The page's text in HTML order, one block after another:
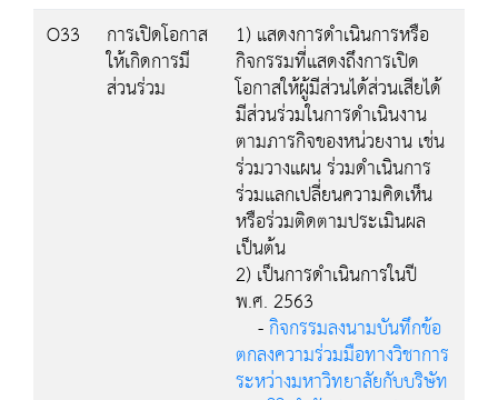
O33
การเปิดโอกาส
ให้เกิดการมี
ส่วนร่วม
1) แสดงการดำเนินการหรือ
กิจกรรมที่แสดงถึงการเปิด
โอกาสให้ผู้มีส่วนได้ส่วนเสียได้
มีส่วนร่วมในการดำเนินงาน
ตามภารกิจของหน่วยงาน เช่น
ร่วมวางแผน ร่วมดำเนินการ
ร่วมแลกเปลี่ยนความคิดเห็น
หรือร่วมติดตามประเมินผล
เป็นต้น
2) เป็นการดำเนินการในปี
พ.ศ. 2563
-กิจกรรมลงนามบันทึกข้อ
ตกลงความร่วมมือทางวิชาการ
ระหว่างมหาวิทยาลัยกับบริษัท